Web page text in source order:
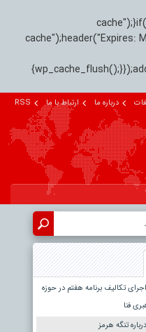
cache");header("Expires:
درباره ما ارتباط با ما RSS
تکالیف برنامه هفتم در حوزه
فنا
تنگه هرمز